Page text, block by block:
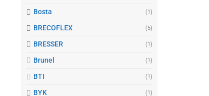
Bosta (1)
BRECOFLEX (5)
BRESSER (1)
Brunel (1)
BTI (1)
BYK (1)